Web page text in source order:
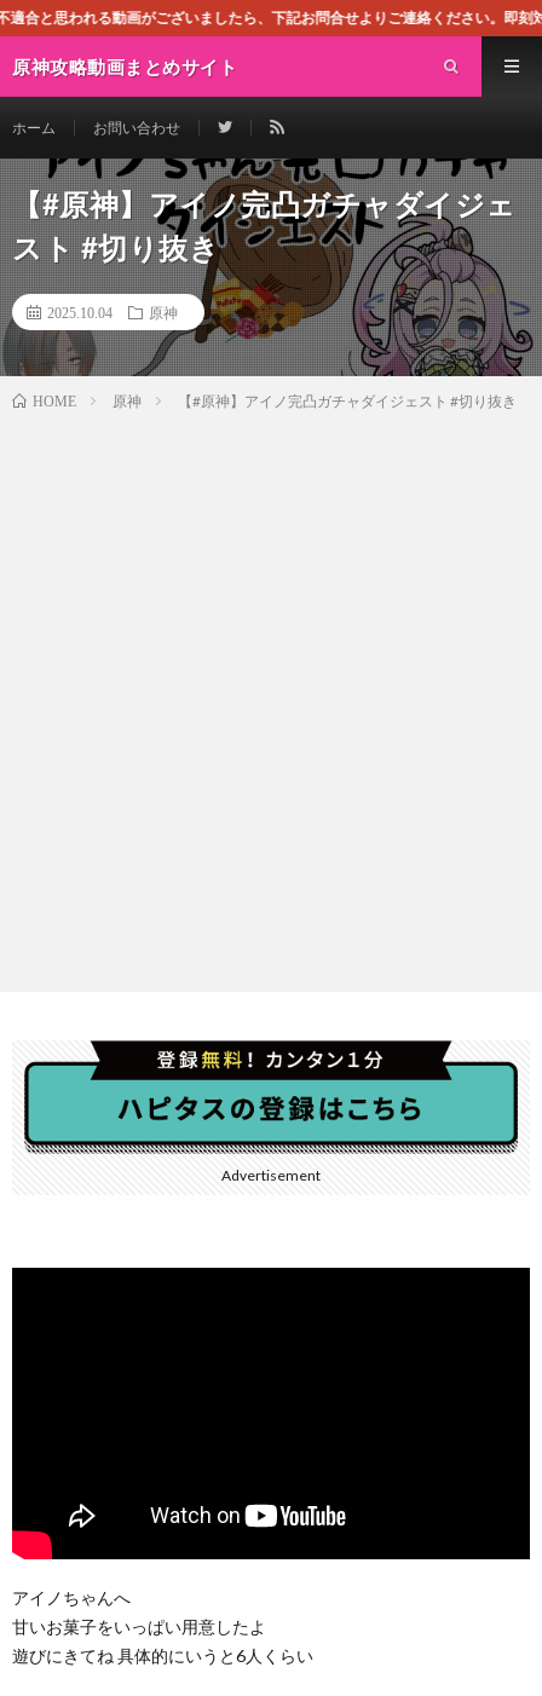
ございましたら、下記お問合せよりご連絡ください。即刻対処させて頂き
原神攻略動画まとめサイト
ホーム お問い合わせ
【#原神】アイノ完凸ガチャダイジェ
スト #切り抜き
2025.10.04 原神
HOME 原神 【#原神】アイノ完凸ガチャダイジェスト #切り抜き
Advertisement
アイノちゃんへ
甘いお菓子をいっぱい用意したよ
遊びにきてね 具体的にいうと6人くらい